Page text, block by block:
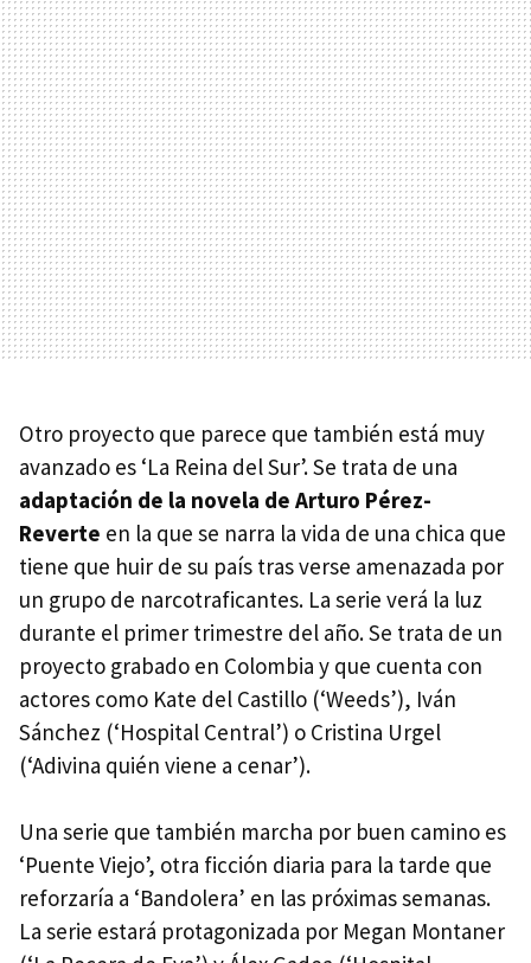
Otro proyecto que parece que también está muy
avanzado es ‘La Reina del Sur’. Se trata de una
adaptación de la novela de Arturo Pérez-
Reverte en la que se narra la vida de una chica que
tiene que huir de su país tras verse amenazada por
un grupo de narcotraficantes. La serie verá la luz
durante el primer trimestre del año. Se trata de un
proyecto grabado en Colombia y que cuenta con
actores como Kate del Castillo (‘Weeds’), Iván
Sánchez (‘Hospital Central’) o Cristina Urgel
(‘Adivina quién viene a cenar’).
Una serie que también marcha por buen camino es
‘Puente Viejo’, otra ficción diaria para la tarde que
reforzaría a ‘Bandolera’ en las próximas semanas.
La serie estará protagonizada por Megan Montaner